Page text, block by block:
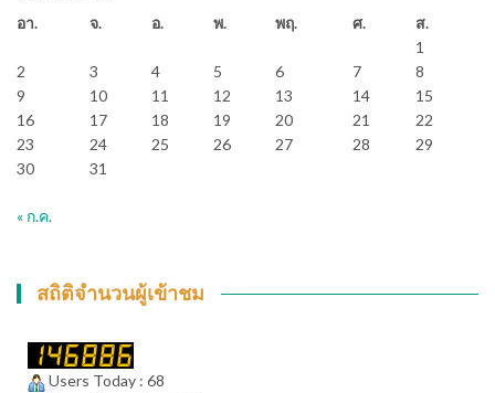
อา.
จ. อ. พ. พฤ. ศ.
ส.
1
2
3 4 5 6 7
8
9
10 11 12 13 14
15
16
17 18 19 20 21
22
23
24 25 26 27 28
29
30
31
« ก.ค.
สถิติจำนวนผู้เข้าชม
Users Today : 68